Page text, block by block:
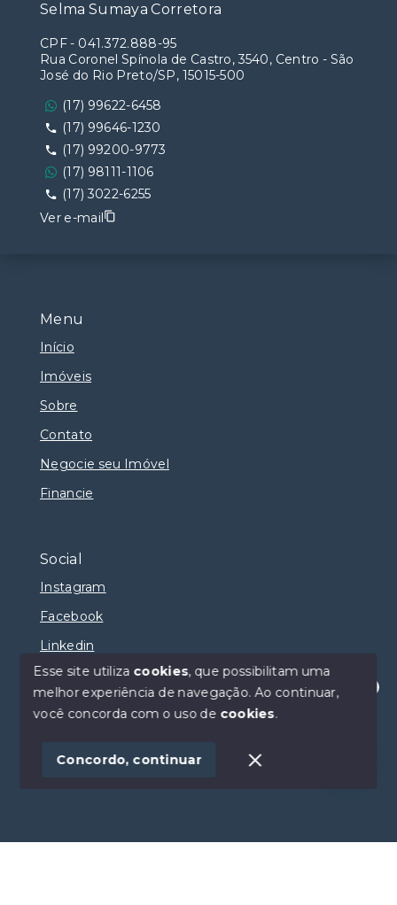
Olá! Estamos disponíveis para te ajudar.
Menu
Início
Imóveis
Sobre
Contato
Negocie seu Imóvel
Financie
Social
Instagram
Facebook
Linkedin
© Copyright 2026 - Selma Sumaya Corretora - Todos
SITE PARA IMOBILIARIA
Selma Sumaya Corretora
CPF- 041.372.888-95
Rua Coronel Spínola de Castro, 3540, Centro - São
José do Rio Preto/SP, 15015-500
(17) 99622-6458
(17) 99646-1230
(17) 99200-9773
(17) 98111-1106
(17) 3022-6255
Ver e-mail
Esse site utiliza cookies, que possibilitam uma
melhor experiência de navegação.Ao continuar,
você concorda com o uso de cookies.
Concordo, continuar